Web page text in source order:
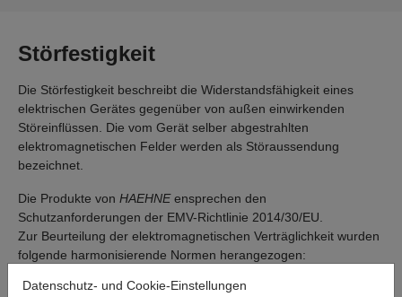
Störfestigkeit
Die Störfestigkeit beschreibt die Widerstandsfähigkeit eines
elektrischen Gerätes gegenüber von außen einwirkenden
Störeinflüssen. Die vom Gerät selber abgestrahlten
elektromagnetischen Felder werden als Störaussendung
bezeichnet.
Die Produkte von HAEHNEensprechen den
Schutzanforderungen der EMV-Richtlinie 2014/30/EU.
Zur Beurteilung der elektromagnetischen Verträglichkeit wurden
folgende harmonisierende Normen herangezogen:
Datenschutz- und Cookie-Einstellungen